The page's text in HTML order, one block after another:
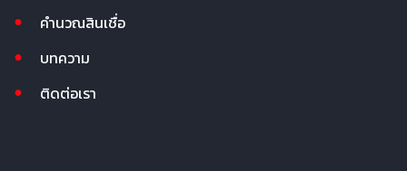
คำนวณสินเชื่อ
บทความ
ติดต่อเรา